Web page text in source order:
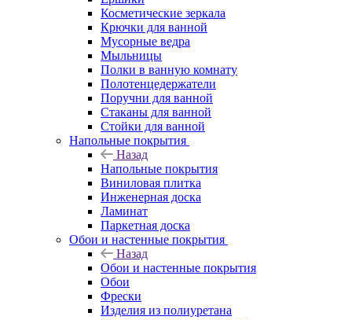
Косметические зеркала
Крючки для ванной
Мусорные ведра
Мыльницы
Полки в ванную комнату
Полотенцедержатели
Поручни для ванной
Стаканы для ванной
Стойки для ванной
Напольные покрытия
Назад
Напольные покрытия
Виниловая плитка
Инженерная доска
Ламинат
Паркетная доска
Обои и настенные покрытия
Назад
Обои и настенные покрытия
Обои
Фрески
Изделия из полиуретана